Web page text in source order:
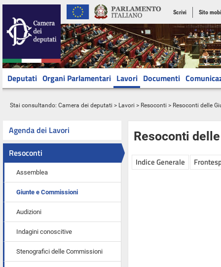
Scrivi Sito
Deputati Organi Parlamentari Lavori Documenti
Stai consultando: Camera dei deputati > Lavori > Resoconti > Resoconti delle
Agenda dei Lavori
Resoconti
Assemblea
Giunte e Commissioni
Audizioni
Indagini conoscitive
Stenografici delle Commissioni
Resoconti
Indice Generale